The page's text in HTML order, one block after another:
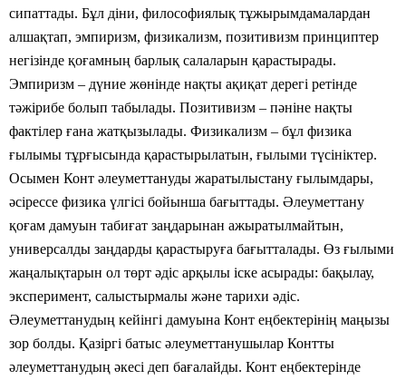
сипаттады. Бұл діни, философиялық тұжырымдамалардан
алшақтап, эмпиризм, физикализм, позитивизм принциптер
негізінде қоғамның барлық салаларын қарастырады.
Эмпиризм – дүние жөнінде нақты ақиқат дерегі ретінде
тәжірибе болып табылады. Позитивизм – пәніне нақты
фактілер ғана жатқызылады. Физикализм – бұл физика
ғылымы тұрғысында қарастырылатын, ғылыми түсініктер.
Осымен Конт әлеуметтануды жаратылыстану ғылымдары,
әсірессе физика үлгісі бойынша бағыттады. Әлеуметтану
қоғам дамуын табиғат заңдарынан ажыратылмайтын,
универсалды заңдарды қарастыруға бағытталады. Өз ғылыми
жаңалықтарын ол төрт әдіс арқылы іске асырады: бақылау,
эксперимент, салыстырмалы және тарихи әдіс.
Әлеуметтанудың кейінгі дамуына Конт еңбектерінің маңызы
зор болды. Қазіргі батыс әлеуметтанушылар Контты
әлеуметтанудың әкесі деп бағалайды. Конт еңбектерінде